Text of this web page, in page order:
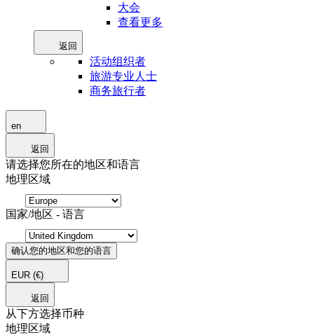
大会
查看更多
返回
活动组织者
旅游专业人士
商务旅行者
en
返回
请选择您所在的地区和语言
地理区域
国家/地区 - 语言
确认您的地区和您的语言
EUR (€)
返回
从下方选择币种
地理区域